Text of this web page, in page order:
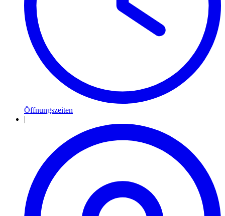
Öffnungszeiten
|